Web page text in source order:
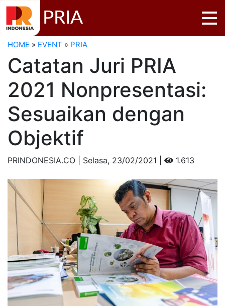
PRIA
HOME » EVENT » PRIA
Catatan Juri PRIA
2021 Nonpresentasi:
Sesuaikan dengan
Objektif
PRINDONESIA.CO | Selasa, 23/02/2021 | 1.613